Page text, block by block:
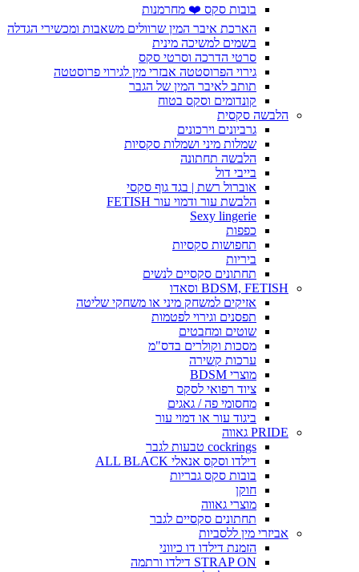
בובות סקס ❤️ מחרמנות
הארכת איבר המין שרוולים משאבות ומכשירי הגדלה
בשמים למשיכה מינית
סרטי הדרכה וסרטי סקס
גירוי הפרוסטטה אבזרי מין לגירוי פרוסטטה
תותב לאיבר המין של הגבר
קונדומים וסקס בטוח
הלבשה סקסית
גרביונים וירכונים
שמלות מיני ושמלות סקסיות
הלבשה תחתונה
בייבי דול
אוברול רשת | בגד גוף סקסי
הלבשת עור ודמוי עור FETISH
Sexy lingerie
כפפות
תחפושות סקסיות
ביריות
תחתונים סקסיים לנשים
BDSM, FETISH וסאדו
אזיקים למשחק מיני או משחקי שליטה
תפסנים וגירוי לפטמות
שוטים ומחבטים
מסכות וקולרים בדס"מ
ערכות קשירה
מוצרי BDSM
ציוד רפואי לסקס
מחסומי פה / גאגים
ביגוד עור או דמוי עור
PRIDE גאווה
cockrings טבעות לגבר
דילדו וסקס אנאלי ALL BLACK
בובות סקס גבריות
חוקן
מוצרי גאווה
תחתונים סקסיים לגבר
אביזרי מין ללסביות
הזמנת דילדו דו כיווני
STRAP ON דילדו ורתמה